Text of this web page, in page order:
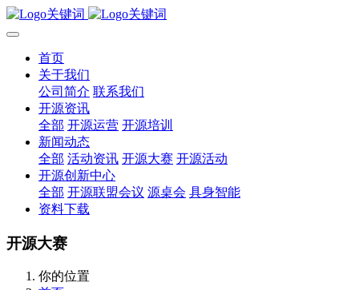
首页
关于我们
公司简介 联系我们
开源资讯
全部 开源运营 开源培训
新闻动态
全部 活动资讯 开源大赛 开源活动
开源创新中心
全部 开源联盟会议 源桌会 具身智能
资料下载
开源大赛
你的位置